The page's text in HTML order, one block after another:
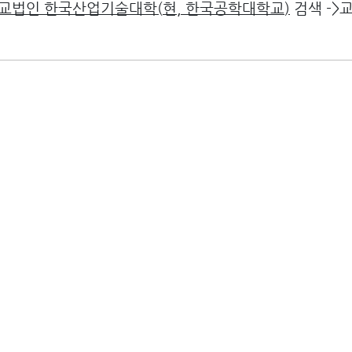
법인 한국산업기술대학(현 한국공학대학교) 검색 ->